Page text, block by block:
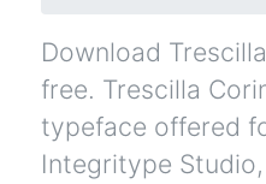
Download
free. Trescilla
typeface offered
Integritype